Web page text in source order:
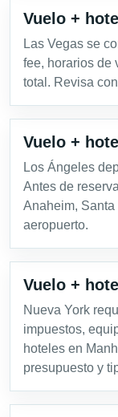
Vuelo +
Las Vegas se
fee, horarios de
total. Revisa
Vuelo +
Los Ángeles
Antes de
Anaheim, Santa
aeropuerto.
Vuelo +
Nueva York
impuestos,
hoteles en
presupuesto y